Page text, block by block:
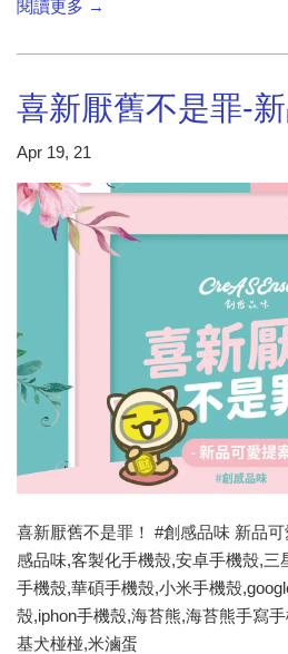
閱讀更多 →
喜新厭舊不是罪-
Apr 19, 21
喜新厭舊不是罪！ #創感品味 新品
感品味,客製化手機殼,安卓手機殼,三
手機殼,華碩手機殼,小米手機殼
殼,iphon手機殼,海苔熊,海苔熊手寫
基犬椪椪,米滷蛋